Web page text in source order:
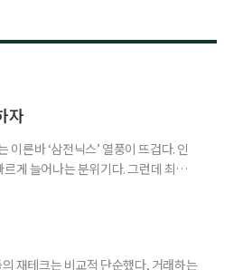
자
른바 ‘삼전닉스’ 열풍이 뜨겁다. 인
게 늘어나는 분위기다. 그런데 최근
실도 2배… 레버리지의 두 얼
재테크는 비교적 단순했다, 거래하는